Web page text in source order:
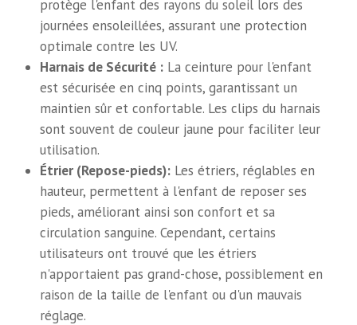
protège l'enfant des rayons du soleil lors des
journées ensoleillées, assurant une protection
optimale contre les UV.
Harnais de Sécurité : La ceinture pour l'enfant
est sécurisée en cinq points, garantissant un
maintien sûr et confortable. Les clips du harnais
sont souvent de couleur jaune pour faciliter leur
utilisation.
Étrier (Repose-pieds): Les étriers, réglables en
hauteur, permettent à l'enfant de reposer ses
pieds, améliorant ainsi son confort et sa
circulation sanguine. Cependant, certains
utilisateurs ont trouvé que les étriers
n'apportaient pas grand-chose, possiblement en
raison de la taille de l'enfant ou d'un mauvais
réglage.